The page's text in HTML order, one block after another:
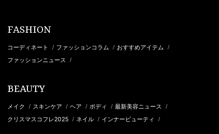
FASHION
コーディネート / ファッションコラム / おすすめアイテム /
ファッションニュース /
BEAUTY
メイク / スキンケア / ヘア / ボディ / 最新美容ニュース /
クリスマスコフレ2025 / ネイル / インナービューティ /